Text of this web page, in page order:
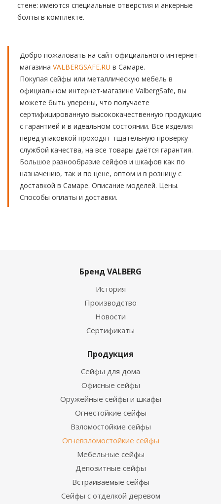
стене: имеются специальные отверстия и анкерные
болты в комплекте.
Добро пожаловать на сайт официального интернет-
магазина VALBERGSAFE.RU в Самаре.
Покупая сейфы или металлическую мебель в
официальном интернет-магазине ValbergSafe, вы
можете быть уверены, что получаете
сертифицированную высококачественную продукцию
с гарантией и в идеальном состоянии. Все изделия
перед упаковкой проходят тщательную проверку
службой качества, на все товары даётся гарантия.
Большое разнообразие сейфов и шкафов как по
назначению, так и по цене, оптом и в розницу с
доставкой в Самаре. Описание моделей. Цены.
Способы оплаты и доставки.
Бренд VALBERG
История
Производство
Новости
Сертификаты
Продукция
Сейфы для дома
Офисные сейфы
Оружейные сейфы и шкафы
Огнестойкие сейфы
Взломостойкие сейфы
Огневзломостойкие сейфы
Мебельные сейфы
Депозитные сейфы
Встраиваемые сейфы
Сейфы с отделкой деревом